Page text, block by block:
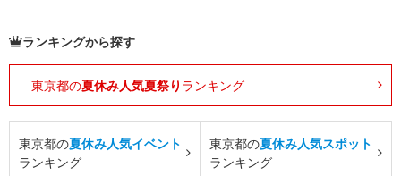
ランキングから探す
東京都の夏休み人気夏祭り ランキング
東京都の夏休み人気イベント
ランキング
東京都の夏休み人気スポット
ランキング